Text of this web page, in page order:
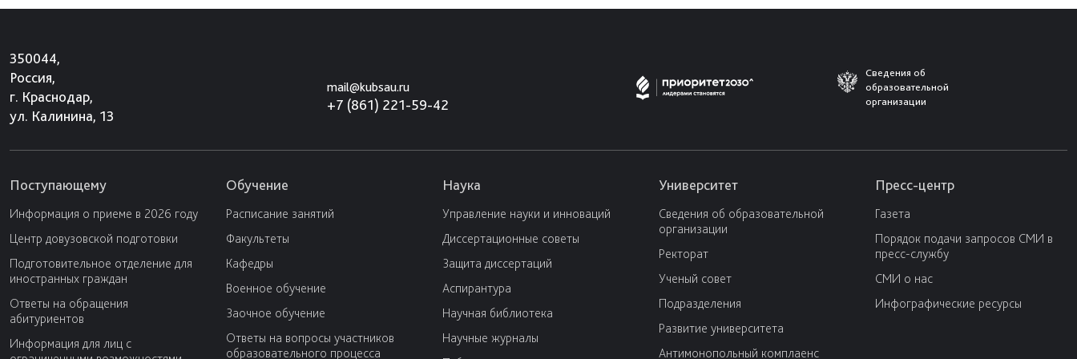
350044,
Россия,
г. Краснодар,
ул. Калинина, 13
mail@kubsau.ru
+7 (861) 221-59-42
Сведения об
образовательной
организации
Поступающему
Информация о приеме в 2026 году
Центр довузовской подготовки
Подготовительное отделение для
иностранных граждан
Ответы на обращения
абитуриентов
Информация для лиц с
Обучение
Расписание занятий
Факультеты
Кафедры
Военное обучение
Заочное обучение
Ответы на вопросы участников
образовательного процесса
Наука
Управление науки и инноваций
Диссертационные советы
Защита диссертаций
Аспирантура
Научная библиотека
Научные журналы
Университет
Сведения об образовательной
организации
Ректорат
Ученый совет
Подразделения
Развитие университета
Антимонопольный комплаенс
Пресс-центр
Газета
Порядок подачи запросов СМИ в
пресс-службу
СМИ о нас
Инфографические ресурсы